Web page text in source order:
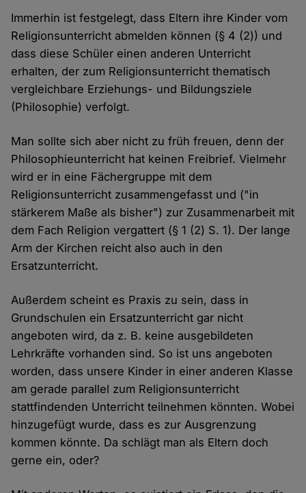
Immerhin ist festgelegt, dass Eltern ihre Kinder vom
Religionsunterricht abmelden können (§ 4 (2)) und
dass diese Schüler einen anderen Unterricht
erhalten, der zum Religionsunterricht thematisch
vergleichbare Erziehungs- und Bildungsziele
(Philosophie) verfolgt.
Man sollte sich aber nicht zu früh freuen, denn der
Philosophieunterricht hat keinen Freibrief. Vielmehr
wird er in eine Fächergruppe mit dem
Religionsunterricht zusammengefasst und ("in
stärkerem Maße als bisher") zur Zusammenarbeit mit
dem Fach Religion vergattert (§ 1 (2) S. 1). Der lange
Arm der Kirchen reicht also auch in den
Ersatzunterricht.
Außerdem scheint es Praxis zu sein, dass in
Grundschulen ein Ersatzunterricht gar nicht
angeboten wird, da z. B. keine ausgebildeten
Lehrkräfte vorhanden sind. So ist uns angeboten
worden, dass unsere Kinder in einer anderen Klasse
am gerade parallel zum Religionsunterricht
stattfindenden Unterricht teilnehmen könnten. Wobei
hinzugefügt wurde, dass es zur Ausgrenzung
kommen könnte. Da schlägt man als Eltern doch
gerne ein, oder?